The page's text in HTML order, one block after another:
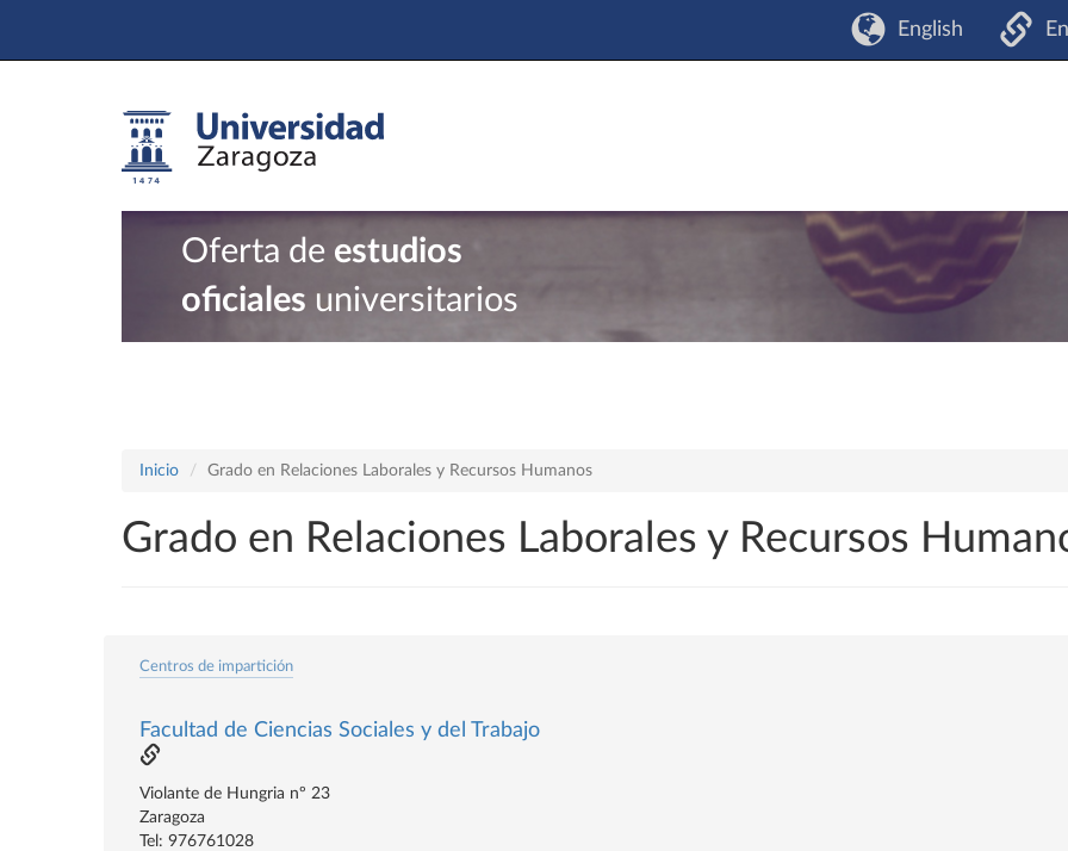
English
Oferta de estudios
oficiales universitarios
Inicio Grado en Relaciones Laborales y Recursos Humanos
Grado en Relaciones Laborales y Recursos
Centros de impartición
Facultad de Ciencias Sociales y del Trabajo
Violante de Hungria nº 23
Zaragoza
Tel: 976761028